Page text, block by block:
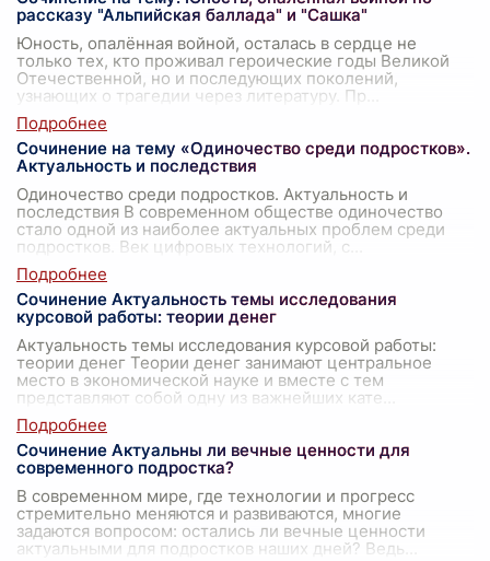
рассказу "Альпийская баллада" и "Сашка"
Юность, опалённая войной, осталась в сердце не
только тех, кто проживал героические годы Великой
Отечественной, но и последующих поколений,
узнающих о трагедии через литературу. Пр
Сочинение на тему «Одиночество среди подростков».
Актуальность и последствия
Одиночество среди подростков. Актуальность и
последствия В современном обществе одиночество
стало одной из наиболее актуальных проблем среди
подростков. Век цифровых технологий, с
Сочинение Актуальность темы исследования
курсовой работы: теории денег
Актуальность темы исследования курсовой работы:
теории денег Теории денег занимают центральное
место в экономической науке и вместе с тем
представляют собой одну из важнейших кате
Сочинение Актуальны ли вечные ценности для
современного подростка?
В современном мире, где технологии и прогресс
стремительно меняются и развиваются, многие
задаются вопросом: остались ли вечные ценности
актуальными для подростков наших дней? Ведь